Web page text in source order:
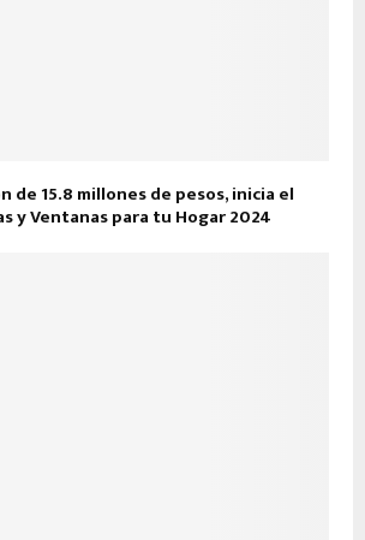
de 15.8 millones de pesos, inicia el
y Ventanas para tu Hogar 2024